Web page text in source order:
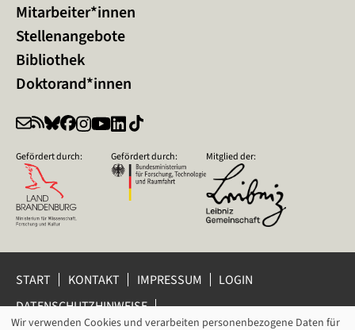
Mitarbeiter*innen
Stellenangebote
Bibliothek
Doktorand*innen
Gefördert durch: Gefördert durch: Mitglied der:
START KONTAKT IMPRESSUM
LOGIN
DATENSCHUTZHINWEISE
DATENSCHUTZ-EINSTELLUNGEN
Wir verwenden Cookies und verarbeiten personenbezogene Daten für